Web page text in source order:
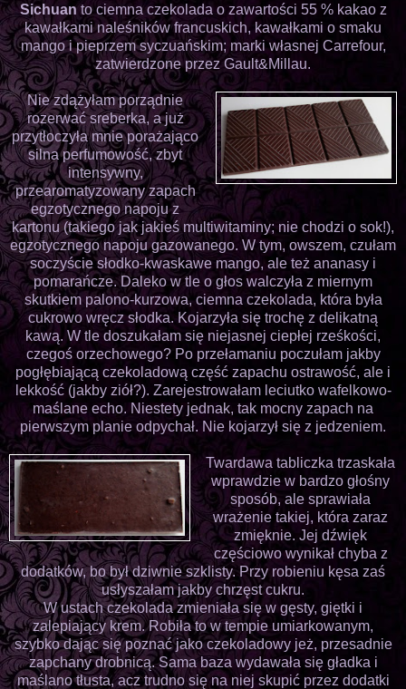
Sichuan to ciemna czekolada o zawartości 55 % kakao z
kawałkami naleśników francuskich, kawałkami o smaku
mango i pieprzem syczuańskim; marki własnej Carrefour,
zatwierdzone przez Gault&Millau.
Nie zdążyłam porządnie
rozerwać sreberka, a już
przytłoczyła mnie porażająco
silna perfumowość, zbyt
intensywny,
przearomatyzowany zapach
egzotycznego napoju z
kartonu (takiego jak jakieś multiwitaminy; nie chodzi o sok!),
egzotycznego napoju gazowanego. W tym, owszem, czułam
soczyście słodko-kwaskawe mango, ale też ananasy i
pomarańcze. Daleko w tle o głos walczyła z miernym
skutkiem palono-kurzowa, ciemna czekolada, która była
cukrowo wręcz słodka. Kojarzyła się trochę z delikatną
kawą. W tle doszukałam się niejasnej ciepłej rześkości,
czegoś orzechowego? Po przełamaniu poczułam jakby
pogłębiającą czekoladową część zapachu ostrawość, ale i
lekkość (jakby ziół?). Zarejestrowałam leciutko wafelkowo-
maślane echo. Niestety jednak, tak mocny zapach na
pierwszym planie odpychał. Nie kojarzył się z jedzeniem.
Twardawa tabliczka trzaskała
wprawdzie w bardzo głośny
sposób, ale sprawiała
wrażenie takiej, która zaraz
zmięknie. Jej dźwięk
częściowo wynikał chyba z
dodatków, bo był dziwnie szklisty. Przy robieniu kęsa zaś
usłyszałam jakby chrzęst cukru.
W ustach czekolada zmieniała się w gęsty, giętki i
zalepiający krem. Robiła to w tempie umiarkowanym,
szybko dając się poznać jako czekoladowy jeż, przesadnie
zapchany drobnicą. Sama baza wydawała się gładka i
maślano tłusta, acz trudno się na niej skupić przez dodatki